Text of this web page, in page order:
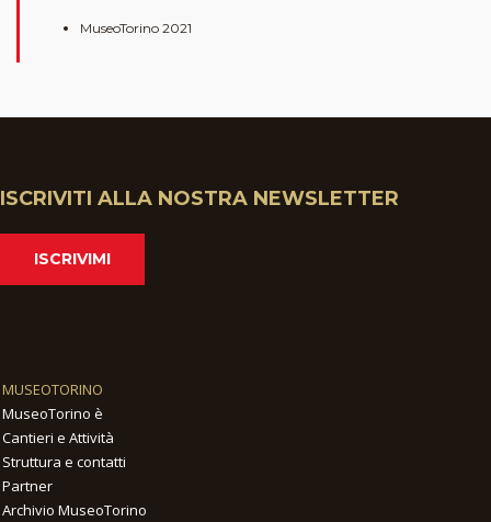
MuseoTorino 2021
ISCRIVITI ALLA NOSTRA NEWSLETTER
ISCRIVIMI
MUSEOTORINO
MuseoTorino è
Cantieri e Attività
Struttura e contatti
Partner
Archivio MuseoTorino